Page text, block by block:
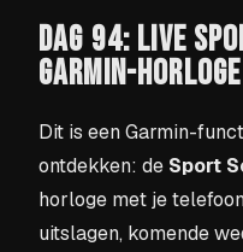
DAG 94: LIVE
GARMIN-HORLOGE
Dit is een Garmin-
ontdekken: de Sport
horloge met je
uitslagen, komende